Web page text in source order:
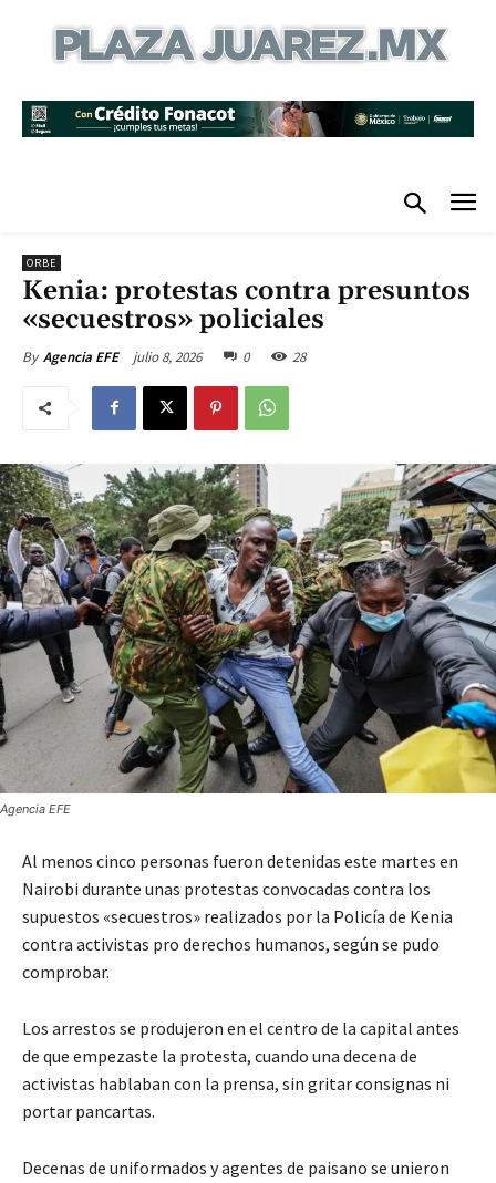
ORBE
Kenia: protestas contra presuntos
«secuestros» policiales
By Agencia EFE julio 8, 2026 0 28
Agencia EFE
Al menos cinco personas fueron detenidas este martes en
Nairobi durante unas protestas convocadas contra los
supuestos «secuestros» realizados por la Policía de Kenia
contra activistas pro derechos humanos, según se pudo
comprobar.
Los arrestos se produjeron en el centro de la capital antes
de que empezaste la protesta, cuando una decena de
activistas hablaban con la prensa, sin gritar consignas ni
portar pancartas.
Decenas de uniformados y agentes de paisano se unieron